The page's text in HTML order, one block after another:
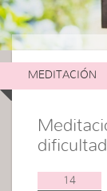
MEDITACIÓN
14